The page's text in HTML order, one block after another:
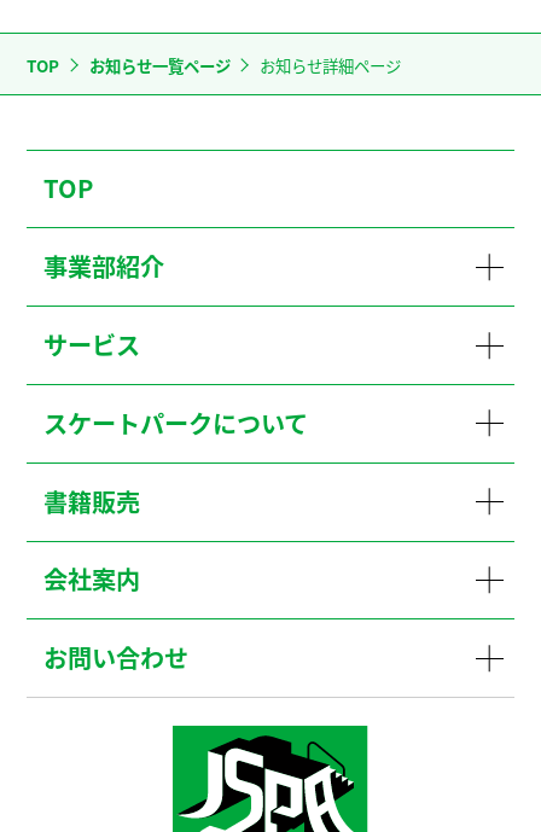
TOP お知らせ一覧ページ お知らせ詳細ページ
TOP
事業部紹介
サービス
スケートパークについて
書籍販売
会社案内
お問い合わせ